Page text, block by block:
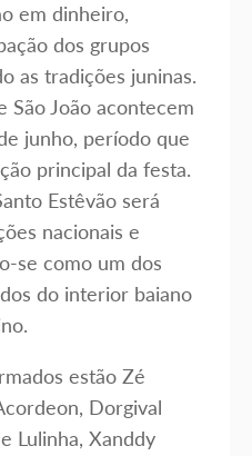
em dinheiro,
dos grupos
as tradições juninas.
São João acontecem
junho, período que
principal da festa.
Estêvão será
nacionais e
se como um dos
do interior baiano
estão Zé
Dorgival
Lulinha, Xanddy